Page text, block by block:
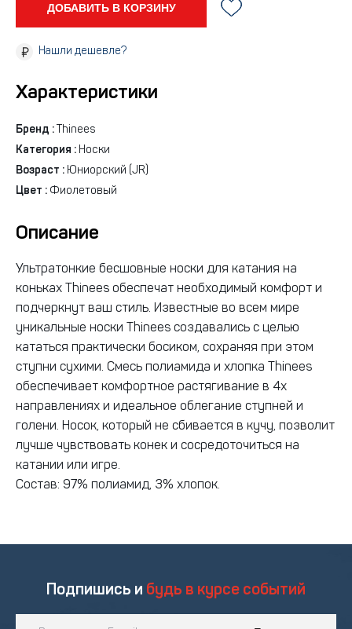
ДОБАВИТЬ В КОРЗИНУ
Нашли дешевле?
Характеристики
Бренд : Thinees
Категория : Носки
Возраст : Юниорский (JR)
Цвет : Фиолетовый
Описание
Ультратонкие бесшовные носки для катания на
коньках Thinees обеспечат необходимый комфорт и
подчеркнут ваш стиль. Известные во всем мире
уникальные носки Thinees создавались с целью
кататься практически босиком, сохраняя при этом
ступни сухими. Смесь полиамида и хлопка Thinees
обеспечивает комфортное растягивание в 4х
направлениях и идеальное облегание ступней и
голени. Носок, который не сбивается в кучу, позволит
лучше чувствовать конек и сосредоточиться на
катании или игре.
Состав: 97% полиамид, 3% хлопок.
Подпишись и будь в курсе событий